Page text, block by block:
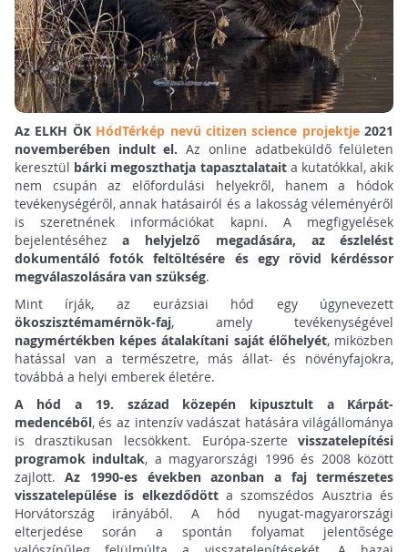
Az ELKH ÖK HódTérkép nevű citizen science projektje2021
novemberében indult el. Az online adatbeküldő felületen
keresztül bárki megoszthatja tapasztalataita kutatókkal, akik
nem csupán az előfordulási helyekről, hanem a hódok
tevékenységéről, annak hatásairól és a lakosság véleményéről
is szeretnének információkat kapni. A megfigyelések
bejelentéséheza helyjelző megadására, az észlelést
dokumentáló fotók feltöltésére és egy rövid kérdéssor
megválaszolására van szükség.
Mint írják, az eurázsiai hód egy úgynevezett
ökoszisztémamérnök-faj, amely tevékenységével
nagymértékben képes átalakítani saját élőhelyét, miközben
hatással van a természetre, más állat- és növényfajokra,
továbbá a helyi emberek életére.
A hód a 19. század közepén kipusztult a Kárpát-
medencéből, és az intenzív vadászat hatására világállománya
is drasztikusan lecsökkent. Európa-szertevisszatelepítési
programok indultak, a magyarországi 1996 és 2008 között
zajlott.Az 1990-es években azonban a faj természetes
visszatelepülése is elkezdődötta szomszédos Ausztria és
Horvátország irányából. A hód nyugat-magyarországi
elterjedése során a spontán folyamat jelentősége